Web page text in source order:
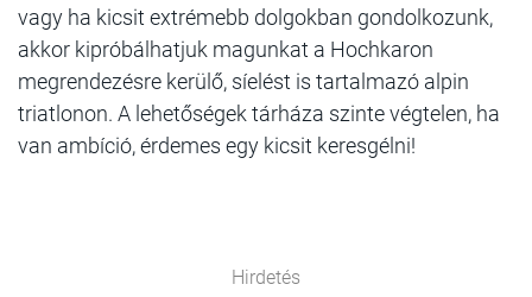
vagy ha kicsit extrémebb dolgokban gondolkozunk,
akkor kipróbálhatjuk magunkat a Hochkaron
megrendezésre kerülő, síelést is tartalmazó alpin
triatlonon. A lehetőségek tárháza szinte végtelen, ha
van ambíció, érdemes egy kicsit keresgélni!
Hirdetés